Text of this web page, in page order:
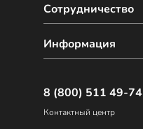
Сотрудничество
Информация
8 (800) 511 49-74
Контактный центр